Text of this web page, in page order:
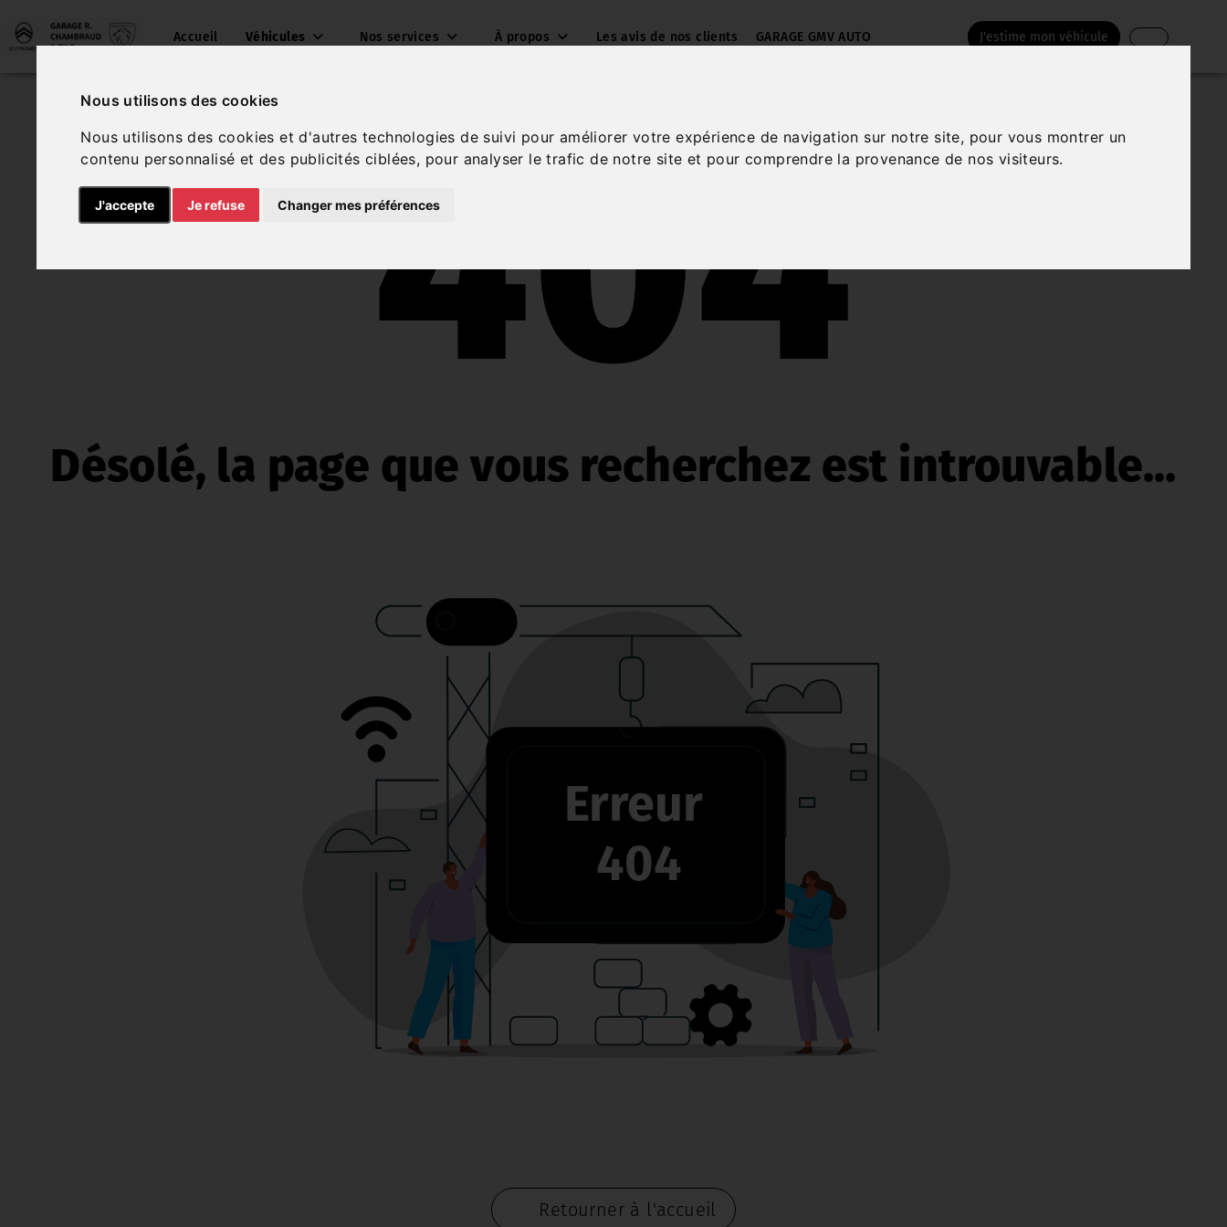
Nous utilisons des cookies
Nous utilisons des cookies et d'autres technologies de suivi pour améliorer votre expérience de navigation sur notre site, pour vous montrer un
contenu personnalisé et des publicités ciblées, pour analyser le trafic de notre site et pour comprendre la provenance de nos visiteurs.
J'accepte Je refuse Changer mes préférences
Accueil Véhicules Nos services À propos Les avis de nos clients GARAGE GMV AUTO J'estime mon véhicule
404
Désolé, la page que vous recherchez est introuvable...
Erreur
404
Retourner à l'accueil